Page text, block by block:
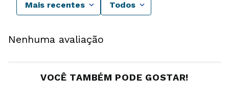
Mais recentes Todos
Nenhuma avaliação
VOCÊ TAMBÉM PODE GOSTAR!